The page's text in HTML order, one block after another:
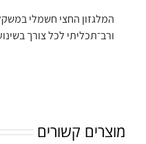
המלגזון החצי חשמלי
ורב־תכליתי לכל צורך
מוצרים קשורים